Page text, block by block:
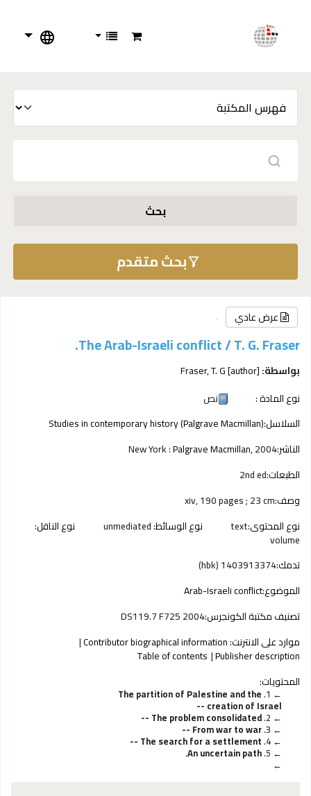
بحث
بحث متقدم
عرض عادي
The Arab-Israeli conflict /T. G. Fraser.
بواسطة: Fraser, T. G[author]
نوع المادة :
نص
السلاسل:Studies in contemporary history (Palgrave Macmillan)
الناشر:
New York :Palgrave Macmillan,2004
الطبعات:2nd ed
وصف:xiv, 190 pages ; 23 cm
نوع المحتوى:text نوع الوسائط:unmediated نوع الناقل:
volume
تدمك:1403913374 (hbk)
الموضوع:Arab-Israeli conflict
تصنيف مكتبة الكونجرس:DS119.7 F725 2004
موارد على الانترنت:Contributor biographical information
Publisher description
Table of contents
المحتويات:
1.
The partition of Palestine and the
creation of Israel --
2.
The problem consolidated --
3.
From war to war --
4.
The search for a settlement --
5.
An uncertain path.